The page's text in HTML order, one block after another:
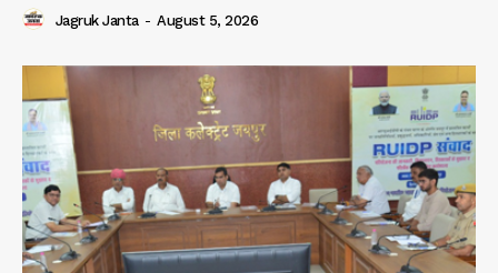
Jagruk Janta - August 5, 2026